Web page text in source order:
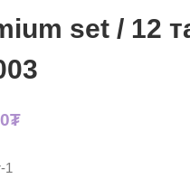
set / 12
₮
1